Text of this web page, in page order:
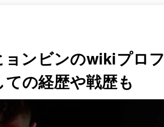
ョンビンのwikiプロフ
の経歴や戦歴も